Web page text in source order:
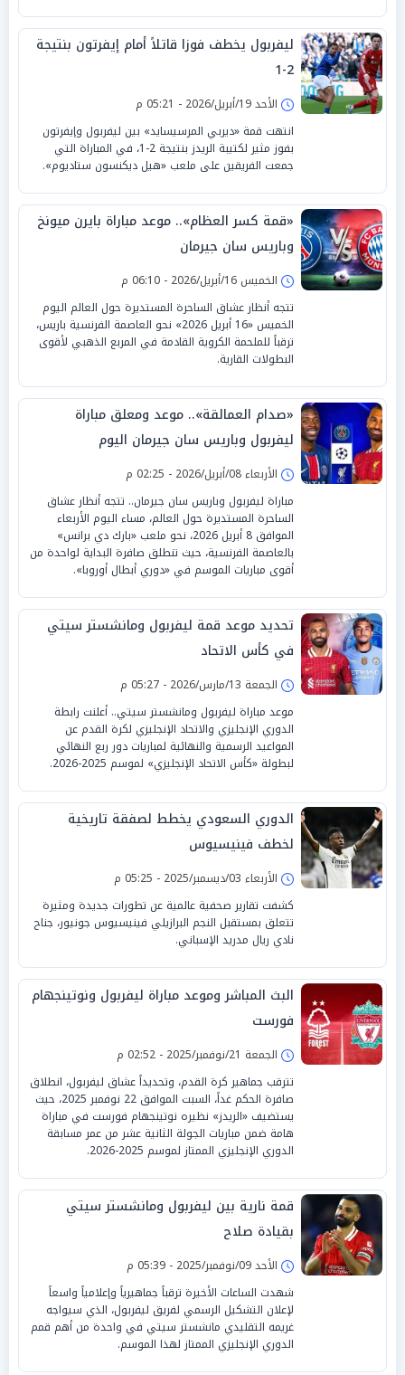
ليفربول يخطف فوزا قاتلاً أمام إيفرتون بنتيجة
2-1
الأحد 19/أبريل/2026 - 05:21 م
انتهت قمة «ديربي المرسيسايد» بين ليفربول وإيفرتون
بفوز مثير لكتيبة الريدز بنتيجة 2-1، في المباراة التي
جمعت الفريقين على ملعب «هيل ديكنسون ستاديوم».
«قمة كسر العظام».. موعد مباراة بايرن ميونخ
وباريس سان جيرمان
الخميس 16/أبريل/2026 - 06:10 م
تتجه أنظار عشاق الساحرة المستديرة حول العالم اليوم
الخميس «16 أبريل 2026» نحو العاصمة الفرنسية باريس،
ترقباً للملحمة الكروية القادمة في المربع الذهبي لأقوى
البطولات القارية.
«صدام العمالقة».. موعد ومعلق مباراة
ليفربول وباريس سان جيرمان اليوم
الأربعاء 08/أبريل/2026 - 02:25 م
مباراة ليفربول وباريس سان جيرمان.. تتجه أنظار عشاق
الساحرة المستديرة حول العالم، مساء اليوم الأربعاء
الموافق 8 أبريل 2026، نحو ملعب «بارك دي برانس»
بالعاصمة الفرنسية، حيث تنطلق صافرة البداية لواحدة من
أقوى مباريات الموسم في «دوري أبطال أوروبا».
تحديد موعد قمة ليفربول ومانشستر سيتي
في كأس الاتحاد
الجمعة 13/مارس/2026 - 05:27 م
موعد مباراة ليفربول ومانشستر سيتي.. أعلنت رابطة
الدوري الإنجليزي والاتحاد الإنجليزي لكرة القدم عن
المواعيد الرسمية والنهائية لمباريات دور ربع النهائي
لبطولة «كأس الاتحاد الإنجليزي» لموسم 2025-2026.
الدوري السعودي يخطط لصفقة تاريخية
لخطف فينيسيوس
الأربعاء 03/ديسمبر/2025 - 05:25 م
كشفت تقارير صحفية عالمية عن تطورات جديدة ومثيرة
تتعلق بمستقبل النجم البرازيلي فينيسيوس جونيور، جناح
نادي ريال مدريد الإسباني.
البث المباشر وموعد مباراة ليفربول ونوتينجهام
فورست
الجمعة 21/نوفمبر/2025 - 02:52 م
تترقب جماهير كرة القدم، وتحديداً عشاق ليفربول، انطلاق
صافرة الحكم غداً، السبت الموافق 22 نوفمبر 2025، حيث
يستضيف «الريدز» نظيره نوتينجهام فورست في مباراة
هامة ضمن مباريات الجولة الثانية عشر من عمر مسابقة
الدوري الإنجليزي الممتاز لموسم 2025-2026.
قمة نارية بين ليفربول ومانشستر سيتي
بقيادة صلاح
الأحد 09/نوفمبر/2025 - 05:39 م
شهدت الساعات الأخيرة ترقباً جماهيرياً وإعلامياً واسعاً
لإعلان التشكيل الرسمي لفريق ليفربول، الذي سيواجه
غريمه التقليدي مانشستر سيتي في واحدة من أهم قمم
الدوري الإنجليزي الممتاز لهذا الموسم.